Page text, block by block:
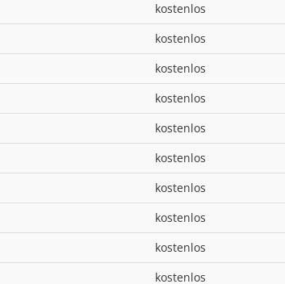
kostenlos
kostenlos
kostenlos
kostenlos
kostenlos
kostenlos
kostenlos
kostenlos
kostenlos
kostenlos